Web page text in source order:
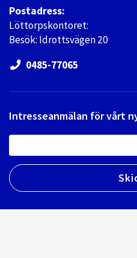
Postadress:
Löttorpskontoret:
Besök: Idrottsvägen 20
0485-77065
Intresseanmälan för vårt